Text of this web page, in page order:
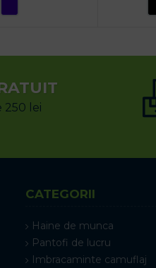
250 lei
CATEGORII
Haine de munca
Pantofi de lucru
Imbracaminte camuflaj